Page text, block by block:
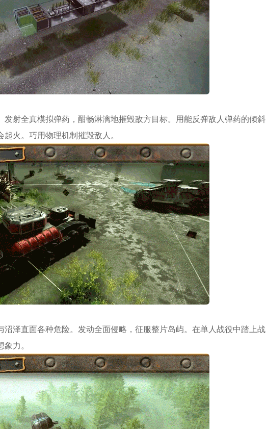
射全真模拟弹药，酣畅淋漓地摧毁敌方目标。用能反弹敌人弹药的倾斜
火。巧用物理机制摧毁敌人。
泽直面各种危险。发动全面侵略，征服整片岛屿。在单人战役中踏上战
力。